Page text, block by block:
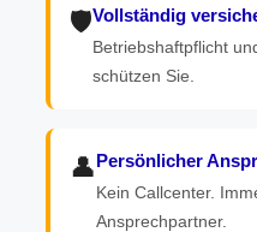
🛡️Vollständig
Betriebshaftpflicht
schützen Sie.
👤Persönlicher
Kein Callcenter.
Ansprechpartner.